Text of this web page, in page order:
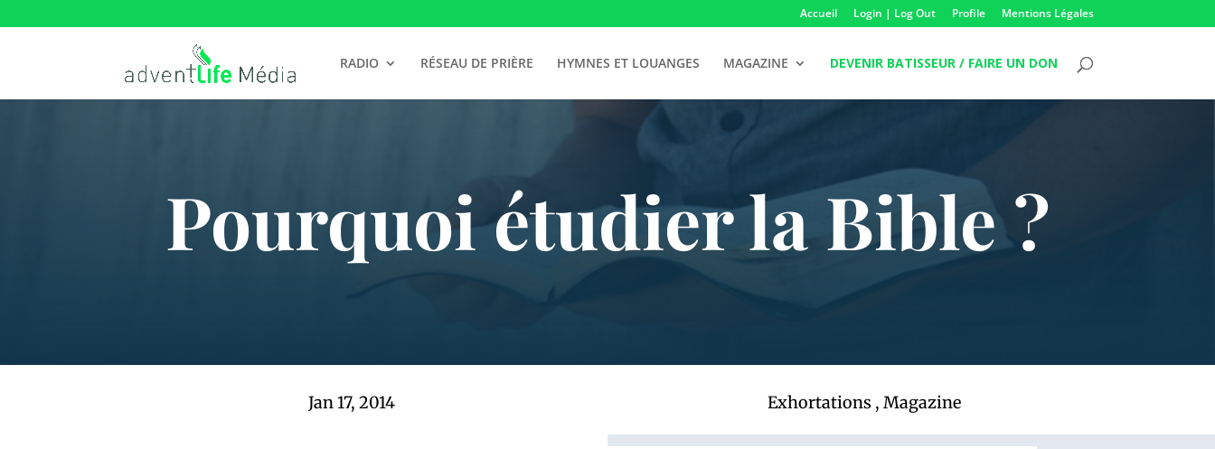
Accueil Login | Log Out Profile Mentions Légales
RADIO RÉSEAU DE PRIÈRE HYMNES ET LOUANGES MAGAZINE DEVENIR BATISSEUR / FAIRE UN DON
Pourquoi étudier la Bible ?
Jan 17, 2014 Exhortations , Magazine